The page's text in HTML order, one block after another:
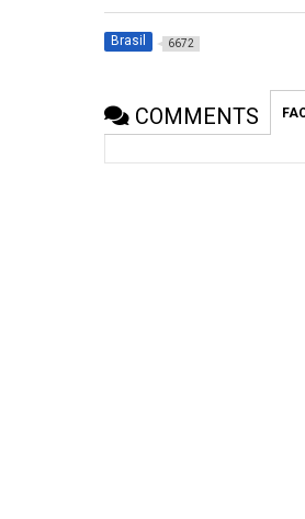
Brasil 6672
COMMENTS